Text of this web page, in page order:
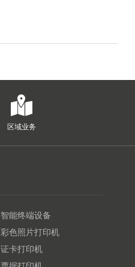
区域业务
智能终端设备
彩色照片打印机
证卡打印机